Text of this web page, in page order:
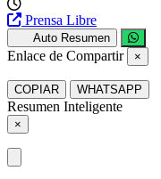
Prensa Libre
Auto Resumen
Enlace de Compartir ×
COPIAR WHATSAPP
Resumen Inteligente
×